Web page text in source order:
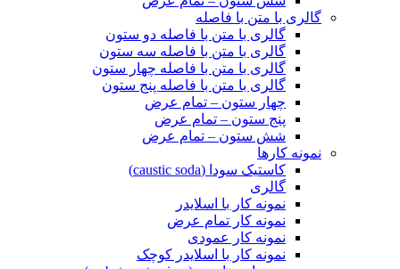
گالری با متن با فاصله
گالری با متن با فاصله دو ستون
گالری با متن با فاصله سه ستون
گالری با متن با فاصله چهار ستون
گالری با متن با فاصله پنج ستون
چهار ستون – تمام عرض
پنج ستون – تمام عرض
شش ستون – تمام عرض
نمونه کارها
کاستیک سودا (caustic soda)
گالری
نمونه کار با اسلایدر
نمونه کار تمام عرض
نمونه کار عمودی
نمونه کار با اسلایدر کوچک